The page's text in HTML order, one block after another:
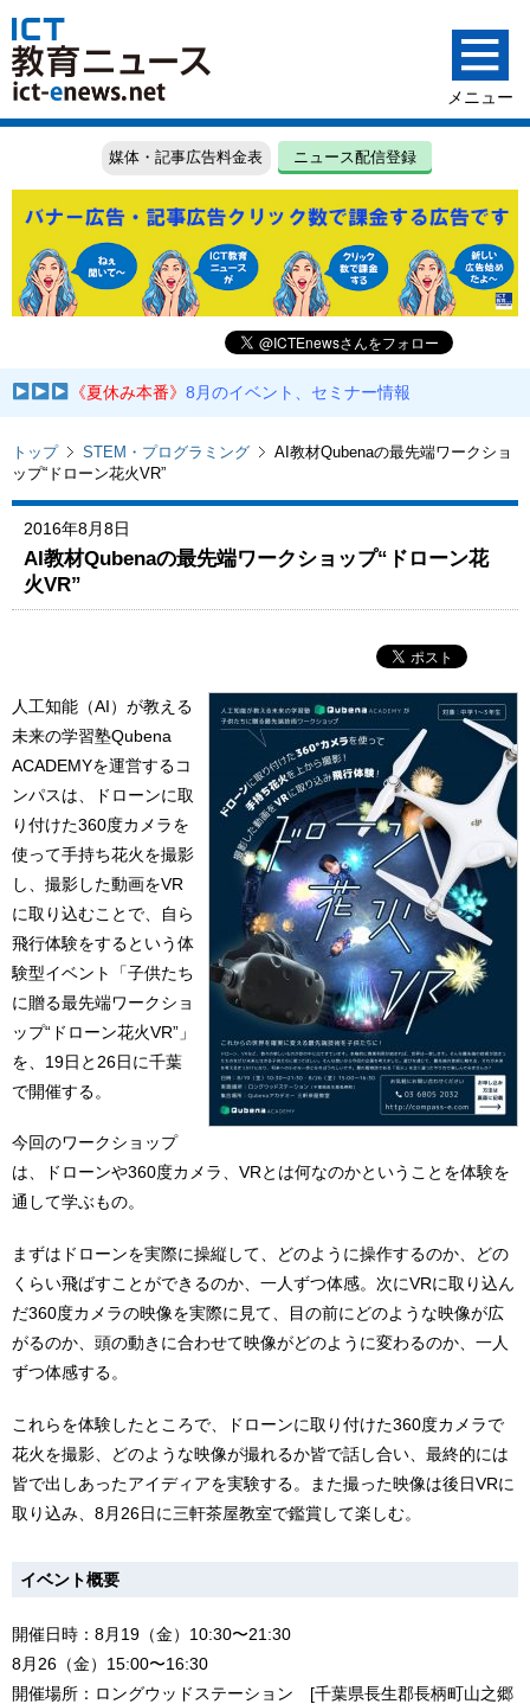
媒体・記事広告料金表 ニュース配信登録
《夏休み本番》8月のイベント、セミナー情報
トップ STEM・プログラミング
AI教材Qubenaの最先端ワークショ
ップ“ドローン花火VR”
2016年8月8日
AI教材Qubenaの最先端ワークショップ“ドローン花
火VR”
人工知能（AI）が教える
未来の学習塾Qubena
ACADEMYを運営するコ
ンパスは、ドローンに取
り付けた360度カメラを
使って手持ち花火を撮影
し、撮影した動画をVR
に取り込むことで、自ら
飛行体験をするという体
験型イベント「子供たち
に贈る最先端ワークショ
ップ“ドローン花火VR”」
を、19日と26日に千葉
で開催する。
今回のワークショップ
は、ドローンや360度カメラ、VRとは何なのかということを体験を
通して学ぶもの。
まずはドローンを実際に操縦して、どのように操作するのか、どの
くらい飛ばすことができるのか、一人ずつ体感。次にVRに取り込ん
だ360度カメラの映像を実際に見て、目の前にどのような映像が広
がるのか、頭の動きに合わせて映像がどのように変わるのか、一人
ずつ体感する。
これらを体験したところで、ドローンに取り付けた360度カメラで
花火を撮影、どのような映像が撮れるか皆で話し合い、最終的には
皆で出しあったアイディアを実験する。また撮った映像は後日VRに
取り込み、8月26日に三軒茶屋教室で鑑賞して楽しむ。
イベント概要
開催日時：8月19（金）10:30〜21:30
8月26（金）15:00〜16:30
開催場所：ロングウッドステーション [千葉県長生郡長柄町山之郷